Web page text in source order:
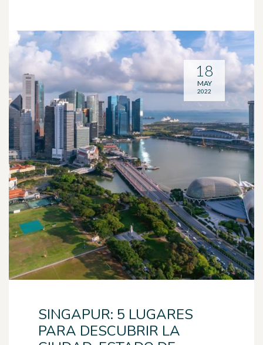
SINGAPUR: 5 LUGARES
PARA DESCUBRIR LA
18
MAY
2022